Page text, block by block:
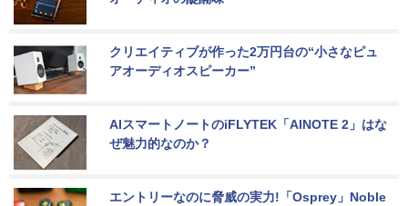
クリエイティブが作った2万円台の“小さなピュ
アオーディオスピーカー”
AIスマートノートのiFLYTEK「AINOTE 2」はな
ぜ魅力的なのか？
エントリーなのに脅威の実力!「Osprey」Noble